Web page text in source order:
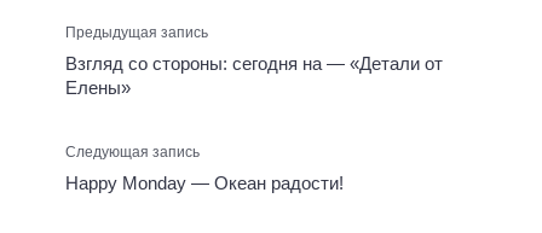
Предыдущая запись
Взгляд со стороны: сегодня на — «Детали от
Елены»
Следующая запись
Happy Monday — Океан радости!